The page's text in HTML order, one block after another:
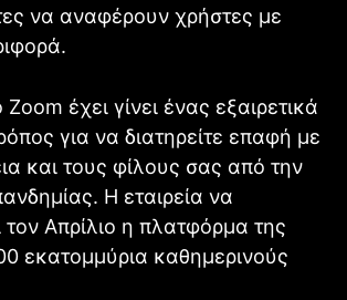
να αναφέρουν χρήστες με
έχει γίνει ένας εξαιρετικά
για να διατηρείτε επαφή με
και τους φίλους σας από την
Η εταιρεία να
τον Απρίλιο η πλατφόρμα της
εκατομμύρια καθημερινούς